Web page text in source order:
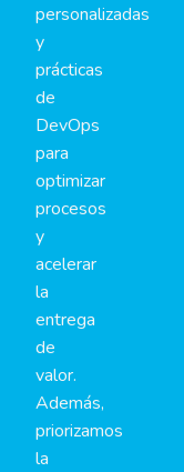
personalizadas
y
prácticas
de
DevOps
para
optimizar
procesos
y
acelerar
la
entrega
de
valor.
Además,
priorizamos
la